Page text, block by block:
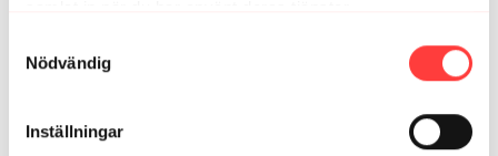
Nödvändig
Inställningar
Nytt favorit-pass, tack! Skivstång har varit såå
efterlängtat här!